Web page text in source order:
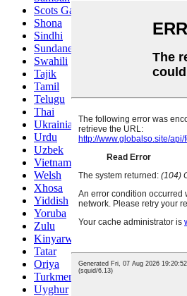
Scots Gaelic
Shona
Sindhi
Sundanese
Swahili
Tajik
Tamil
Telugu
Thai
Ukrainian
Urdu
Uzbek
Vietnamese
Welsh
Xhosa
Yiddish
Yoruba
Zulu
Kinyarwanda
Tatar
Oriya
Turkmen
Uyghur